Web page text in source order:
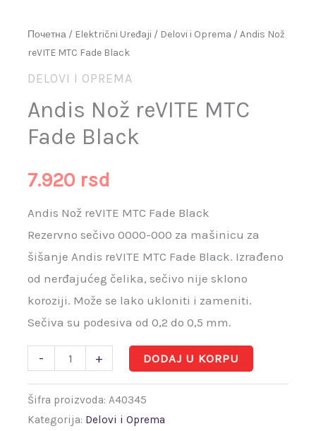
Почетна / Električni Uređaji / Delovi i Oprema / Andis Nož
reVITE MTC Fade Black
DELOVI I OPREMA
Andis Nož reVITE MTC
Fade Black
7.920 rsd
Andis Nož reVITE MTC Fade Black
Rezervno sečivo 0000-000 za mašinicu za
šišanje Andis reVITE MTC Fade Black. Izrađeno
od nerđajućeg čelika, sečivo nije sklono
koroziji. Može se lako ukloniti i zameniti.
Sečiva su podesiva od 0,2 do 0,5 mm.
- + DODAJ U KORPU
Šifra proizvoda:A40345
Kategorija: Delovi i Oprema